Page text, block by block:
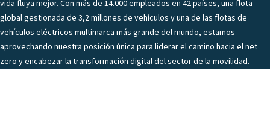
vida fluya mejor. Con más de 14.000 empleados en 42 países, una flota
global gestionada de 3,2 millones de vehículos y una de las flotas de
vehículos eléctricos multimarca más grande del mundo, estamos
aprovechando nuestra posición única para liderar el camino hacia el net
zero y encabezar la transformación digital del sector de la movilidad.